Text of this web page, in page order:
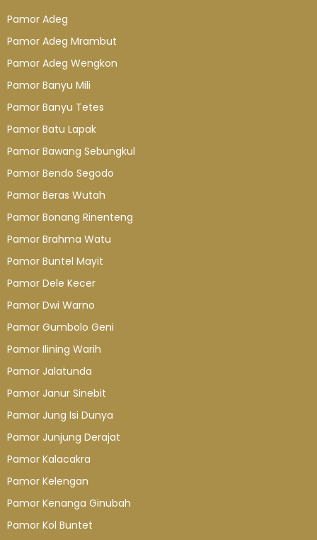
Pamor Adeg
Pamor Adeg Mrambut
Pamor Adeg Wengkon
Pamor Banyu Mili
Pamor Banyu Tetes
Pamor Batu Lapak
Pamor Bawang Sebungkul
Pamor Bendo Segodo
Pamor Beras Wutah
Pamor Bonang Rinenteng
Pamor Brahma Watu
Pamor Buntel Mayit
Pamor Dele Kecer
Pamor Dwi Warno
Pamor Gumbolo Geni
Pamor Ilining Warih
Pamor Jalatunda
Pamor Janur Sinebit
Pamor Jung Isi Dunya
Pamor Junjung Derajat
Pamor Kalacakra
Pamor Kelengan
Pamor Kenanga Ginubah
Pamor Kol Buntet